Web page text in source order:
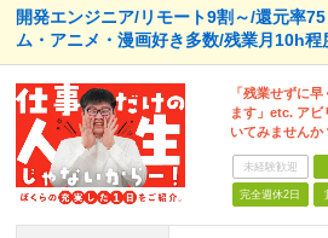
開発エンジニア/リモート9割～/還元率
ム・アニメ・漫画好き多数/残業月10h程
「残業せずに
ます」etc. アビ
いてみませんか
未経験歓迎
完全週休2日